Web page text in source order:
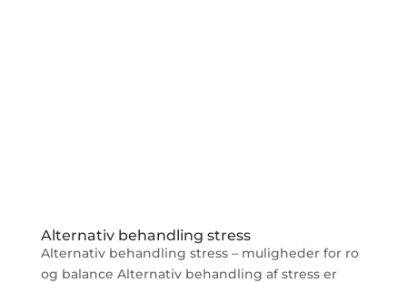
Alternativ behandling stress
Alternativ behandling stress – muligheder for ro
og balance Alternativ behandling af stress er